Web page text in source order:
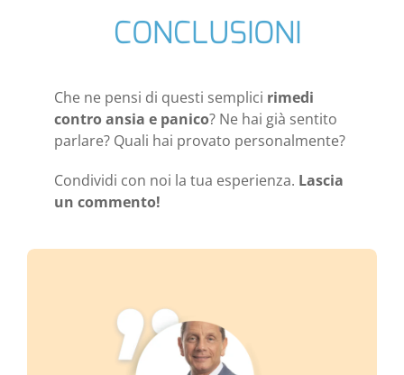
CONCLUSIONI
Che ne pensi di questi semplici rimedi
contro ansia e panico? Ne hai già sentito
parlare? Quali hai provato personalmente?
Condividi con noi la tua esperienza. Lascia
un commento!